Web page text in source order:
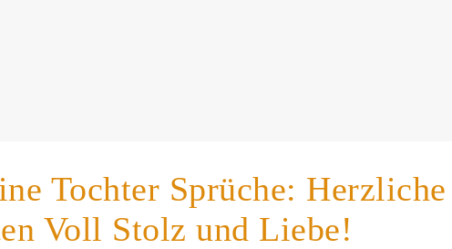
Tochter Sprüche: Herzliche
Voll Stolz und Liebe!